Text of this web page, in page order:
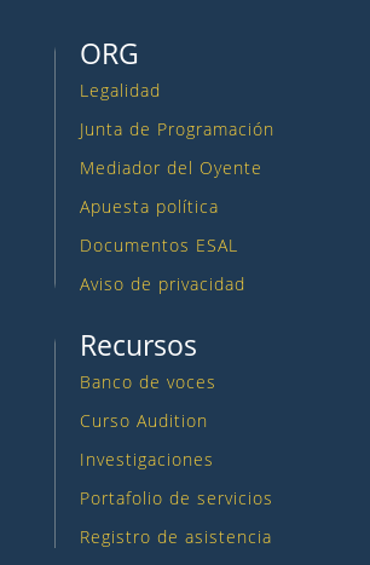
ORG
Legalidad
Junta de Programación
Mediador del Oyente
Apuesta política
Documentos ESAL
Aviso de privacidad
Recursos
Banco de voces
Curso Audition
Investigaciones
Portafolio de servicios
Registro de asistencia